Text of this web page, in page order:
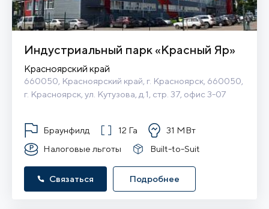
Индустриальный парк «Красный Яр»
Красноярский край
660050, Красноярский край, г. Красноярск, 660050,
г. Красноярск, ул. Кутузова, д.1, стр. 37, офис 3-07
Браунфилд 12 Га
31 МВт
Налоговые льготы
Built-to-Suit
Связаться Подробнее